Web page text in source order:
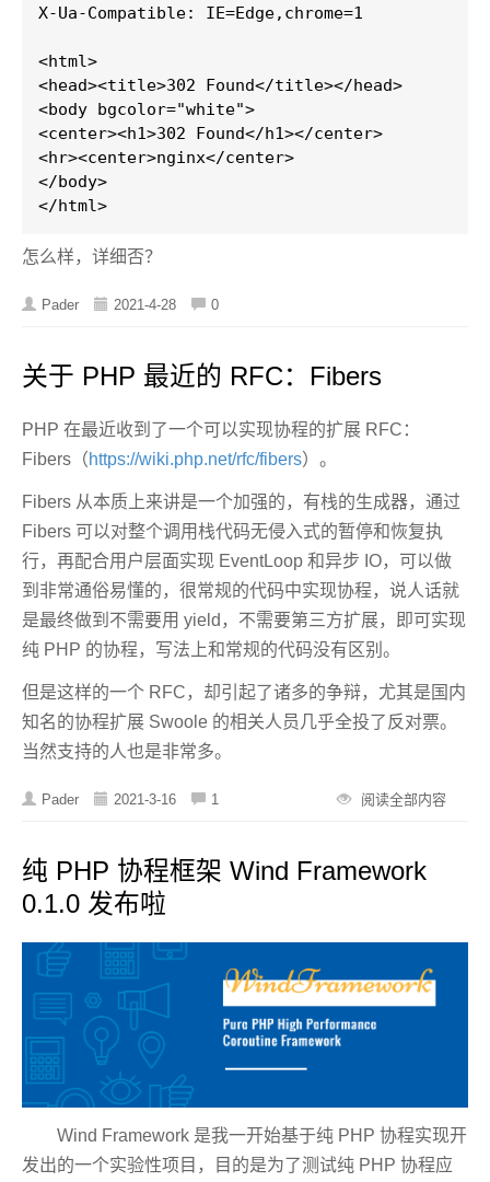
X-Ua-Compatible: IE=Edge,chrome=1
<html>
<head><title>302 Found</title></head>
<body bgcolor="white">
<center><h1>302 Found</h1></center>
<hr><center>nginx</center>
</body>
</html>
怎么样，详细否？
Pader 2021-4-28 0
关于 PHP 最近的 RFC：Fibers
PHP 在最近收到了一个可以实现协程的扩展 RFC：
Fibers（https://wiki.php.net/rfc/fibers）。
Fibers 从本质上来讲是一个加强的，有栈的生成器，通过
Fibers 可以对整个调用栈代码无侵入式的暂停和恢复执
行，再配合用户层面实现 EventLoop 和异步 IO，可以做
到非常通俗易懂的，很常规的代码中实现协程，说人话就
是最终做到不需要用 yield，不需要第三方扩展，即可实现
纯 PHP 的协程，写法上和常规的代码没有区别。
但是这样的一个 RFC，却引起了诸多的争辩，尤其是国内
知名的协程扩展 Swoole 的相关人员几乎全投了反对票。
当然支持的人也是非常多。
阅读全部内容
Pader 2021-3-16 1
纯 PHP 协程框架 Wind Framework
0.1.0 发布啦
Wind Framework 是我一开始基于纯 PHP 协程实现开
发出的一个实验性项目，目的是为了测试纯 PHP 协程应